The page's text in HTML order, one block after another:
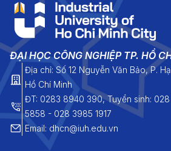
ĐẠI HỌC CÔNG NGHIỆP TP. HỒ
Địa chỉ: Số 12 Nguyễn Văn Bảo, P.
Hồ Chí Minh
ĐT: 0283 8940 390, Tuyển sinh:
5858 - 028 3985 1917
Email: dhcn@iuh.edu.vn